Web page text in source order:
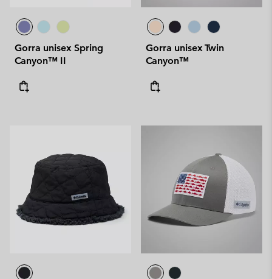
Gorra unisex Spring
Canyon™ II
Gorra unisex Twin
Canyon™